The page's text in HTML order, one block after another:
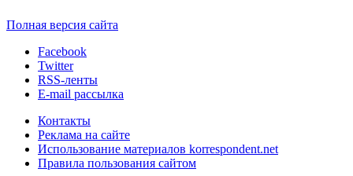
Полная версия сайта
Facebook
Twitter
RSS-ленты
E-mail рассылка
Контакты
Реклама на сайте
Использование материалов korrespondent.net
Правила пользования сайтом